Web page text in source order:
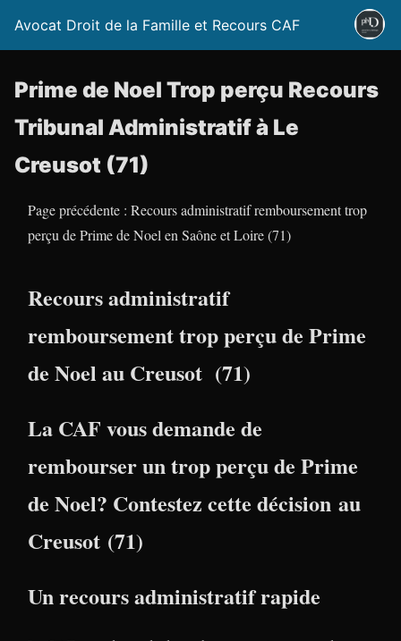
Avocat Droit de la Famille et Recours CAF
Prime de Noel Trop perçu Recours
Tribunal Administratif à Le
Creusot (71)
Page précédente : Recours administratif remboursement trop
perçu de Prime de Noel en Saône et Loire (71)
Recours administratif
remboursement trop perçu de Prime
de Noel au Creusot (71)
La CAF vous demande de
rembourser un trop perçu de Prime
de Noel? Contestez cette décision au
Creusot (71)
Un recours administratif rapide